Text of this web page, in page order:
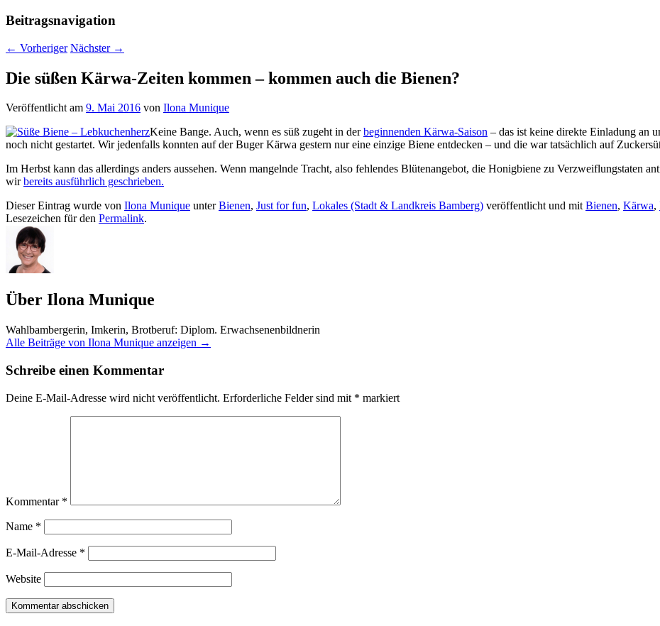
Beitragsnavigation
← Vorheriger Nächster →
Die süßen Kärwa-Zeiten kommen – kommen auch die Bienen?
Veröffentlicht am 9. Mai 2016 von Ilona Munique
Keine Bange. Auch, wenn es süß zugeht in derbeginnenden Kärwa-Saison – das ist keine direkte Einladung an
noch nicht gestartet. Wir jedenfalls konnten auf der Buger Kärwa gestern nur eine einzige Biene entdecken – und die war tatsächlich auf
Im Herbst kann das allerdings anders aussehen. Wenn mangelnde Tracht, also fehlendes Blütenangebot, die Honigbiene zu Verzweiflungstaten
wirbereits ausführlich geschrieben.
Dieser Eintrag wurde von Ilona Munique unterBienen, Just for fun, Lokales (Stadt & Landkreis Bamberg) veröffentlicht und mitBienen, Kärwa,
Lesezeichen für den Permalink.
Über Ilona Munique
Wahlbambergerin, Imkerin, Brotberuf: Diplom. Erwachsenenbildnerin
Alle Beiträge von Ilona Munique anzeigen →
Schreibe einen Kommentar
Deine E-Mail-Adresse wird nicht veröffentlicht. Erforderliche Felder sind mit * markiert
Kommentar *
Name *
E-Mail-Adresse *
Website